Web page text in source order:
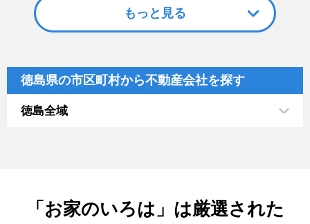
もっと見る
徳島県の市区町村から不動産会社を探す
徳島全域
「お家のいろは」は厳選された